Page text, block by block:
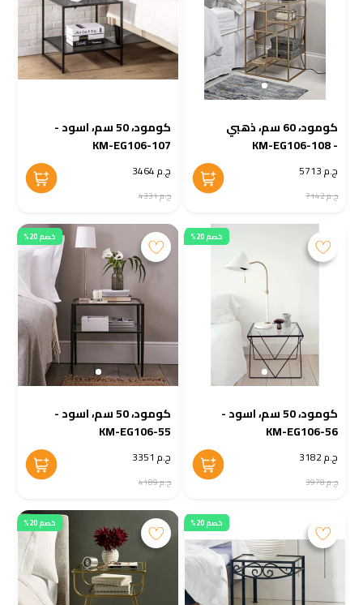
كومود، 60 سم، ذهبي
- KM-EG106-108
ج.م 5713
ج.م 7142
كومود، 50 سم، اسود -
KM-EG106-107
ج.م 3464
ج.م 4331
خصم 20%
كومود، 50 سم، اسود -
KM-EG106-56
ج.م 3182
ج.م 3978
خصم 20%
كومود، 50 سم، اسود -
KM-EG106-55
ج.م 3351
ج.م 4189
خصم 20% خصم 20%